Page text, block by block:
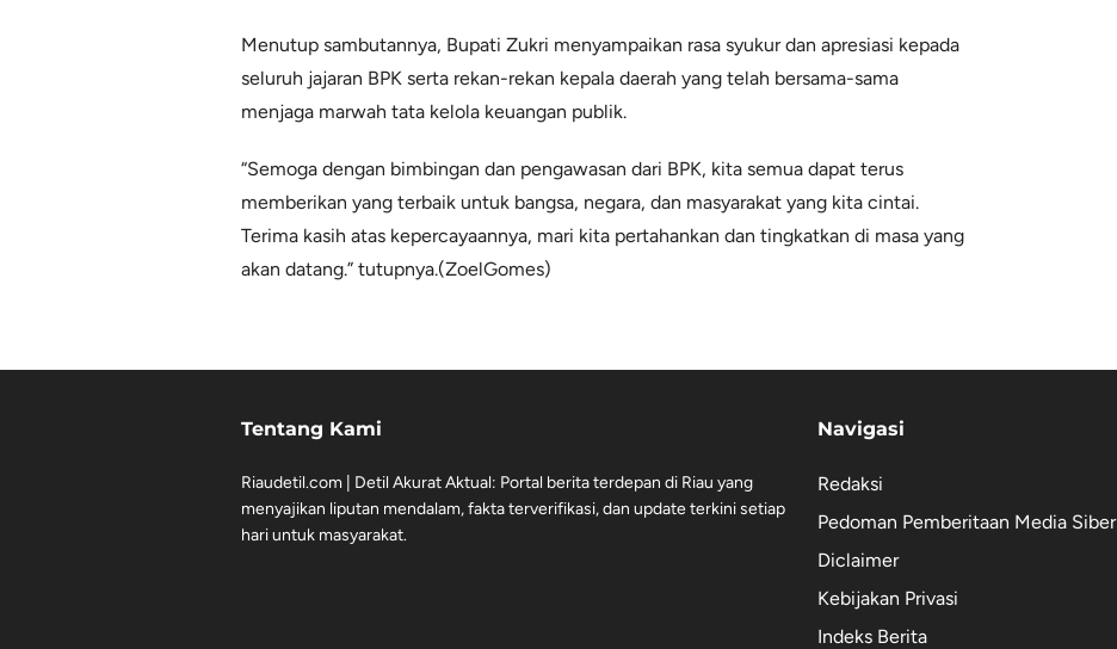
Menutup sambutannya, Bupati Zukri menyampaikan rasa syukur dan apresiasi kepada
seluruh jajaran BPK serta rekan-rekan kepala daerah yang telah bersama-sama
menjaga marwah tata kelola keuangan publik.
“Semoga dengan bimbingan dan pengawasan dari BPK, kita semua dapat terus
memberikan yang terbaik untuk bangsa, negara, dan masyarakat yang kita cintai.
Terima kasih atas kepercayaannya, mari kita pertahankan dan tingkatkan di masa yang
akan datang.” tutupnya.(ZoelGomes)
Tentang Kami
Riaudetil.com | Detil Akurat Aktual: Portal berita terdepan di Riau yang
menyajikan liputan mendalam, fakta terverifikasi, dan update terkini setiap
hari untuk masyarakat.
Navigasi
Redaksi
Pedoman Pemberitaan Media Siber
Diclaimer
Kebijakan Privasi
Indeks Berita